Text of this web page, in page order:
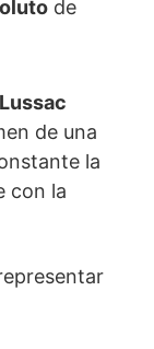
de
de una
la
con la